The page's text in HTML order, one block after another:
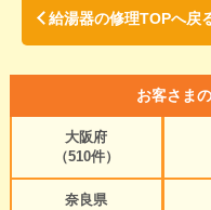
給湯器の修理TOPへ戻
お客さま
大阪府
（510件）
奈良県